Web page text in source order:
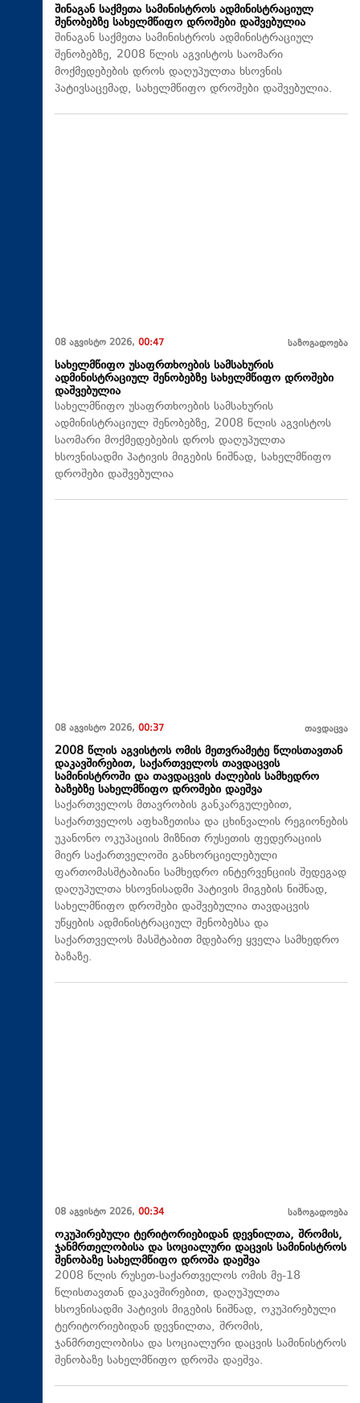
შინაგან საქმეთა სამინისტროს ადმინისტრაციულ
შენობებზე სახელმწიფო დროშები დაშვებულია
შინაგან საქმეთა სამინისტროს ადმინისტრაციულ
შენობებზე, 2008 წლის აგვისტოს საომარი
მოქმედებების დროს დაღუპულთა ხსოვნის
პატივსაცემად, სახელმწიფო დროშები დაშვებულია.
08 აგვისტო 2026, 00:47 საზოგადოება
სახელმწიფო უსაფრთხოების სამსახურის
ადმინისტრაციულ შენობებზე სახელმწიფო დროშები
დაშვებულია
სახელმწიფო უსაფრთხოების სამსახურის
ადმინისტრაციულ შენობებზე, 2008 წლის აგვისტოს
საომარი მოქმედებების დროს დაღუპულთა
ხსოვნისადმი პატივის მიგების ნიშნად, სახელმწიფო
დროშები დაშვებულია
08 აგვისტო 2026, 00:37 თავდაცვა
2008 წლის აგვისტოს ომის მეთვრამეტე წლისთავთან
დაკავშირებით, საქართველოს თავდაცვის
სამინისტროში და თავდაცვის ძალების სამხედრო
ბაზებზე სახელმწიფო დროშები დაეშვა
საქართველოს მთავრობის განკარგულებით,
საქართველოს აფხაზეთისა და ცხინვალის რეგიონების
უკანონო ოკუპაციის მიზნით რუსეთის ფედერაციის
მიერ საქართველოში განხორციელებული
ფართომასშტაბიანი სამხედრო ინტერვენციის შედეგად
დაღუპულთა ხსოვნისადმი პატივის მიგების ნიშნად,
სახელმწიფო დროშები დაშვებულია თავდაცვის
უწყების ადმინისტრაციულ შენობებსა და
საქართველოს მასშტაბით მდებარე ყველა სამხედრო
ბაზაზე.
08 აგვისტო 2026, 00:34 საზოგადოება
ოკუპირებული ტერიტორიებიდან დევნილთა, შრომის,
ჯანმრთელობისა და სოციალური დაცვის სამინისტროს
შენობაზე სახელმწიფო დროშა დაეშვა
2008 წლის რუსეთ-საქართველოს ომის მე-18
წლისთავთან დაკავშირებით, დაღუპულთა
ხსოვნისადმი პატივის მიგების ნიშნად, ოკუპირებული
ტერიტორიებიდან დევნილთა, შრომის,
ჯანმრთელობისა და სოციალური დაცვის სამინისტროს
შენობაზე სახელმწიფო დროშა დაეშვა.